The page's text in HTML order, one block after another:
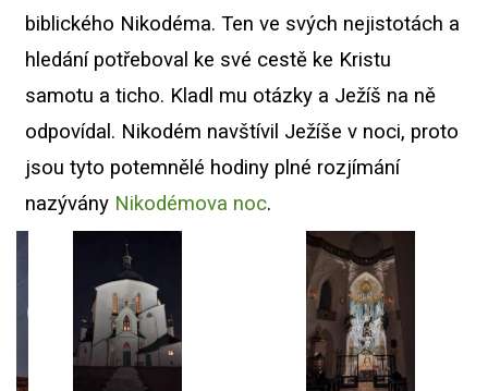
biblického Nikodéma. Ten ve svých nejistotách a
hledání potřeboval ke své cestě ke Kristu
samotu a ticho. K ladl mu otázky a Ježíš na ně
odpovídal. Nikodém navštívil Ježíše v noci, proto
jsou tyto potemnělé hodiny plné rozjímání
nazývány Nikodémova noc.